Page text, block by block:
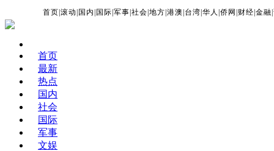
首页 |滚动 国内 国际 |军事 |社会 |地方 |港澳 台湾 |华人 |侨网 财经 |金融 |
首页
最新
热点
国内
社会
国际
军事
文娱